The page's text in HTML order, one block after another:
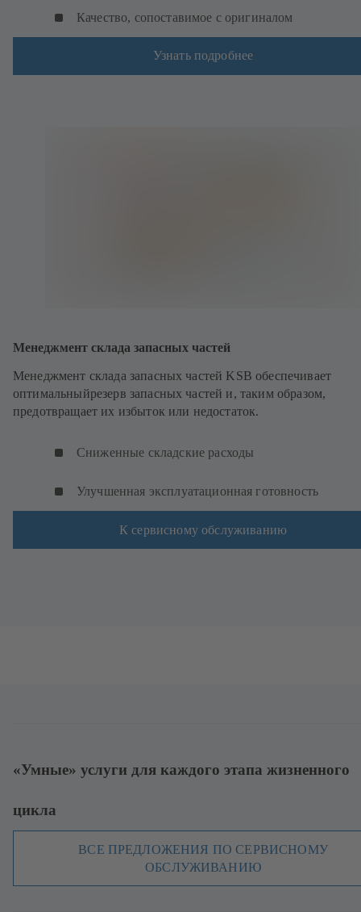
Качество, сопоставимое с оригиналом
Узнать подробнее
Менеджмент склада запасных частей
Менеджмент склада запасных частей KSB обеспечивает
оптимальныйрезерв запасных частей и, таким образом,
предотвращает их избыток или недостаток.
Сниженные складские расходы
Улучшенная эксплуатационная готовность
К сервисному обслуживанию
«Умные» услуги для каждого этапа жизненного
цикла
ВСЕ ПРЕДЛОЖЕНИЯ ПО СЕРВИСНОМУ
ОБСЛУЖИВАНИЮ